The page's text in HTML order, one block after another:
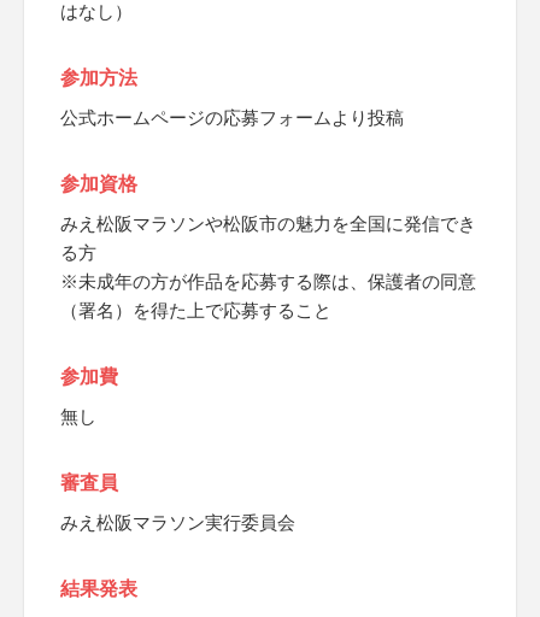
はなし）
参加方法
公式ホームページの応募フォームより投稿
参加資格
みえ松阪マラソンや松阪市の魅力を全国に発信でき
る方
※未成年の方が作品を応募する際は、保護者の同意
（署名）を得た上で応募すること
参加費
無し
審査員
みえ松阪マラソン実行委員会
結果発表